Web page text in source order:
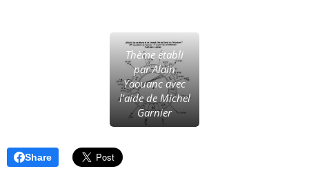
Thème établi
par Alain
Yaouanc avec
l'aide de Michel
Garnier
Share